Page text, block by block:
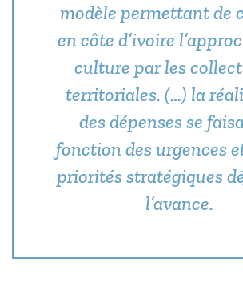
modèle permettant de
en côte d’ivoire
culture par les
territoriales. (…) la
des dépenses se
fonction des urgences
priorités stratégiques
l’avance.